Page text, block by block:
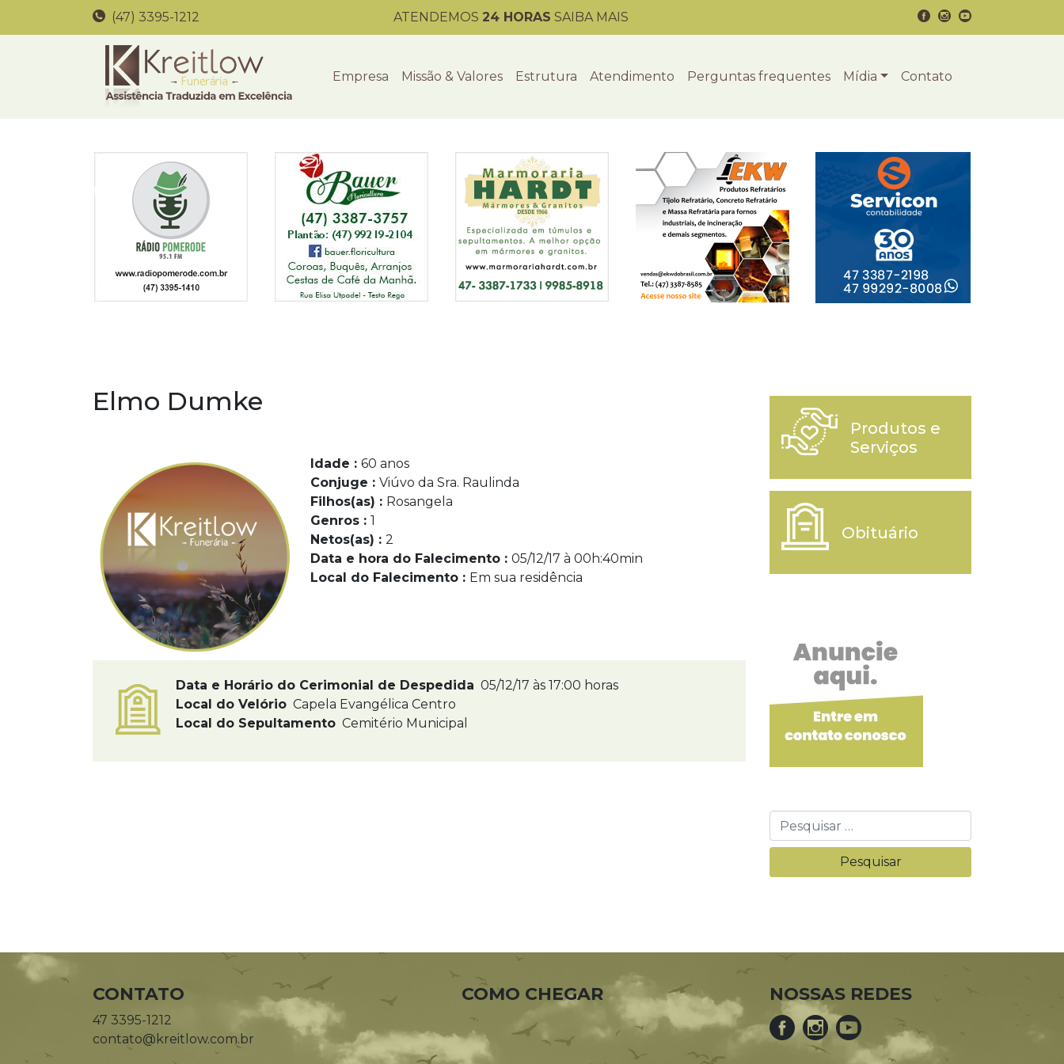
(47) 3395-1212 ATENDEMOS 24 HORAS SAIBA MAIS
Empresa Missão & Valores Estrutura Atendimento Perguntas frequentes Mídia Contato
Elmo Dumke
Idade : 60 anos
Conjuge : Viúvo da Sra. Raulinda
Filhos(as) : Rosangela
Genros : 1
Netos(as) : 2
Data e hora do Falecimento : 05/12/17 à 00h:40min
Local do Falecimento : Em sua residência
Data e Horário do Cerimonial de Despedida 05/12/17 às 17:00 horas
Local do Velório Capela Evangélica Centro
Local do Sepultamento Cemitério Municipal
Produtos e
Serviços
Obituário
CONTATO
47 3395-1212
contato@kreitlow.com.br
COMO CHEGAR NOSSAS REDES